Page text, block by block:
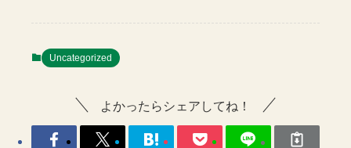
Uncategorized
よかったらシェアしてね！